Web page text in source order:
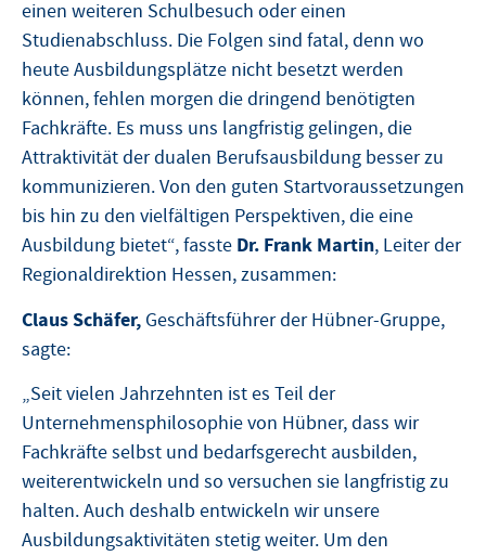
einen weiteren Schulbesuch oder einen
Studienabschluss. Die Folgen sind fatal, denn wo
heute Ausbildungsplätze nicht besetzt werden
können, fehlen morgen die dringend benötigten
Fachkräfte. Es muss uns langfristig gelingen, die
Attraktivität der dualen Berufsausbildung besser zu
kommunizieren. Von den guten Startvoraussetzungen
bis hin zu den vielfältigen Perspektiven, die eine
Ausbildung bietet“, fasste Dr. Frank Martin, Leiter der
Regionaldirektion Hessen, zusammen:
Claus Schäfer, Geschäftsführer der Hübner-Gruppe,
sagte:
„Seit vielen Jahrzehnten ist es Teil der
Unternehmensphilosophie von Hübner, dass wir
Fachkräfte selbst und bedarfsgerecht ausbilden,
weiterentwickeln und so versuchen sie langfristig zu
halten. Auch deshalb entwickeln wir unsere
Ausbildungsaktivitäten stetig weiter. Um den